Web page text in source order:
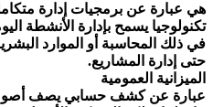
هي عبارة عن برمجيات إدارة
تكنولوجيا يسمح بإدارة الأنشطة
في ذلك المحاسبة أو الموارد
حتى إدارة المشاريع.
الميزانية العمومية
عبارة عن كشف حسابي يصف